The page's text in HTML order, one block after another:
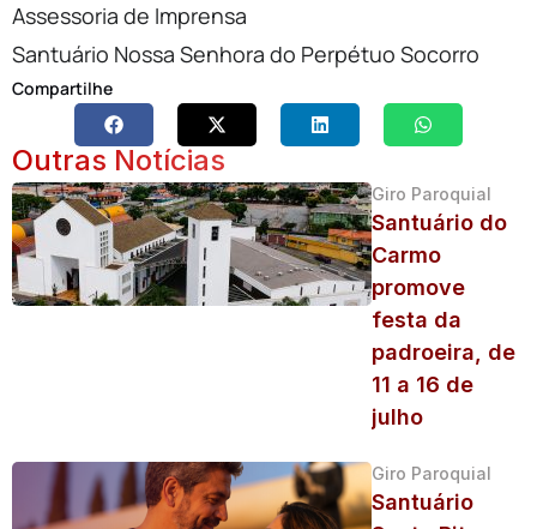
Assessoria de Imprensa
Santuário Nossa Senhora do Perpétuo Socorro
Compartilhe
Outras Notícias
Giro Paroquial
Santuário do
Carmo
promove
festa da
padroeira, de
11 a 16 de
julho
Giro Paroquial
Santuário